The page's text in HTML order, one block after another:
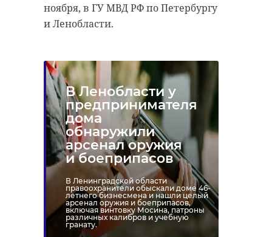
ноября, в ГУ МВД РФ по Петербургу
и Ленобласти.
В Ленобласти у
предпринимателя
дома
обнаружили
арсенал оружия
и боеприпасов
В Ленинградской области
правоохранители обыскали доме 46-
летнего бизнесмена и нашли целый
арсенал оружия и боеприпасов,
включая винтовку Мосина, патроны
различных калибров и учебную
гранату.